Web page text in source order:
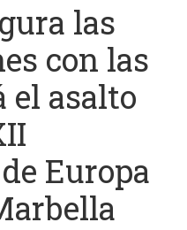
las
con las
el asalto
Europa